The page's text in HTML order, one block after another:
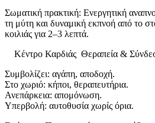
Σωματική πρακτική: Ενεργητική
τη μύτη και δυναμική εκπνοή από το
κοιλιάς για 2–3 λεπτά.
Κέντρο Καρδιάς Θεραπεία &
Συμβολίζει: αγάπη, αποδοχή.
Στο χωριό: κήποι, θεραπευτήρια.
Ανεπάρκεια: απομόνωση.
Υπερβολή: αυτοθυσία χωρίς όρια.